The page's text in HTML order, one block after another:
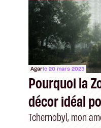
Agarle 20 mars 2023
Pourquoi la
décor idéal
vidéo ?
Tchernobyl, mon